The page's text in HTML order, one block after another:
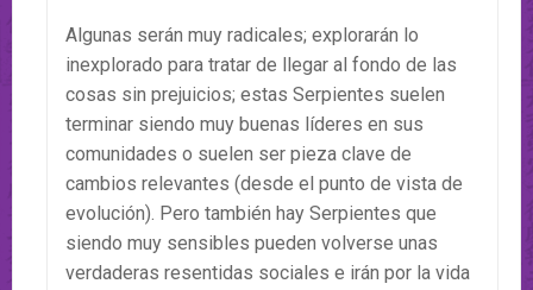
Algunas serán muy radicales; explorarán lo
inexplorado para tratar de llegar al fondo de las
cosas sin prejuicios; estas Serpientes suelen
terminar siendo muy buenas líderes en sus
comunidades o suelen ser pieza clave de
cambios relevantes (desde el punto de vista de
evolución). Pero también hay Serpientes que
siendo muy sensibles pueden volverse unas
verdaderas resentidas sociales e irán por la vida